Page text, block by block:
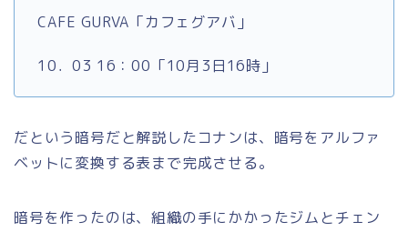
CAFE GURVA「カフェグアバ」
10．03 16：00「10月3日16時」
だという暗号だと解説したコナンは、暗号をアルファ
ベットに変換する表まで完成させる。
暗号を作ったのは、組織の手にかかったジムとチェン